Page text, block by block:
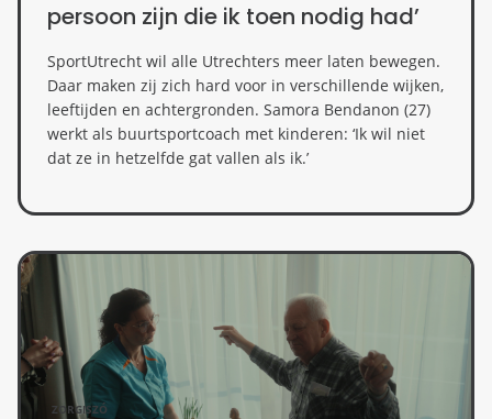
persoon zijn die ik toen nodig had’
SportUtrecht wil alle Utrechters meer laten bewegen.
Daar maken zij zich hard voor in verschillende wijken,
leeftijden en achtergronden. Samora Bendanon (27)
werkt als buurtsportcoach met kinderen: ‘Ik wil niet
dat ze in hetzelfde gat vallen als ik.’
ZORGISZÓ